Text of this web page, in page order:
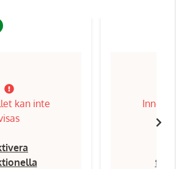
kan inte